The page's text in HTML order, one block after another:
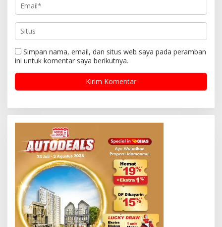
Simpan nama, email, dan situs web saya pada peramban
ini untuk komentar saya berikutnya.